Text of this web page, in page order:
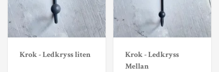
Krok - Ledkryss liten
Krok - Ledkryss
Mellan